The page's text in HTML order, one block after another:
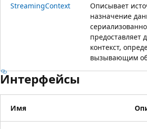
StreamingContext
Описывает
назначение
предоставляет
контекст,
вызывающим
Интерфейсы
Имя